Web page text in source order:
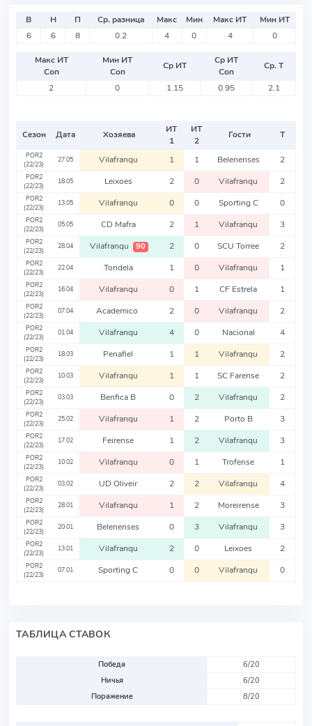
В Н П Ср. разница Макс Мин Макс ИТ
Мин ИТ
6
6 8 0.2 4 0 4 0
Макс ИТ
Соп
Мин ИТ
Соп
Ср ИТ
Ср ИТ
Соп
Ср. Т
2
0 1.15 0.95 2.1
Сезон Дата Хозяева
ИТ
1
ИТ
2
Гости Т
POR2
(22/23)
27.05 Vilafranqu 1 1 Belenenses 2
POR2
(22/23)
18.05 Leixoes 2 0 Vilafranqu 2
POR2
(22/23)
13.05 Vilafranqu 0 0 Sporting C 0
POR2
(22/23)
05.05 CD Mafra 2 1 Vilafranqu 3
POR2
(22/23)
28.04 Vilafranqu 90 2 0 SCU Torree 2
POR2
(22/23)
22.04 Tondela 1 0 Vilafranqu 1
POR2
(22/23)
16.04 Vilafranqu 0 1 CF Estrela 1
POR2
(22/23)
07.04 Academico 2 0 Vilafranqu 2
POR2
(22/23)
01.04 Vilafranqu 4 0 Nacional 4
POR2
(22/23)
18.03 Penafiel 1 1 Vilafranqu 2
POR2
(22/23)
10.03 Vilafranqu 1 1 SC Farense 2
POR2
(22/23)
03.03 Benfica B 0 2 Vilafranqu 2
POR2
(22/23)
25.02 Vilafranqu 1 2 Porto B 3
POR2
(22/23)
17.02 Feirense 1 2 Vilafranqu 3
POR2
(22/23)
10.02 Vilafranqu 0 1 Trofense 1
POR2
(22/23)
03.02 UD Oliveir 2 2 Vilafranqu 4
POR2
(22/23)
28.01 Vilafranqu 1 2 Moreirense 3
POR2
(22/23)
20.01 Belenenses 0 3 Vilafranqu 3
POR2
(22/23)
13.01 Vilafranqu 2 0 Leixoes 2
POR2
(22/23)
07.01 Sporting C 0 0 Vilafranqu 0
ТАБЛИЦА СТАВОК
Победа
6/20
Ничья
6/20
Поражение
8/20